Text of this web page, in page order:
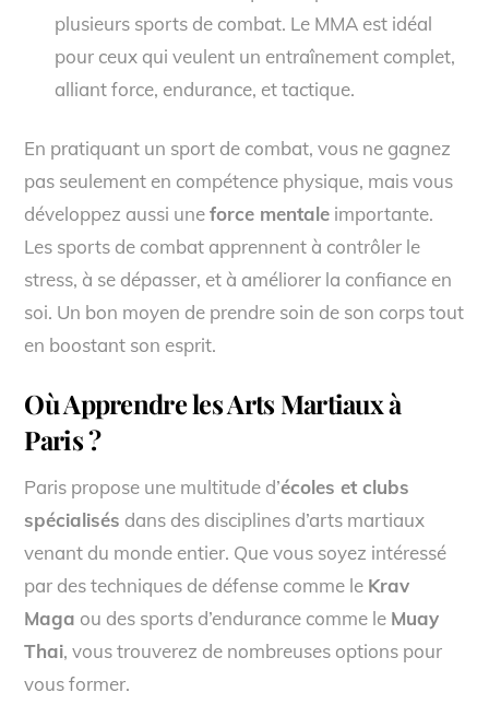
plusieurs sports de combat. Le MMA est idéal
pour ceux qui veulent un entraînement complet,
alliant force, endurance, et tactique.
En pratiquant un sport de combat, vous ne gagnez
pas seulement en compétence physique, mais vous
développez aussi uneforce mentale importante.
Les sports de combat apprennent à contrôler le
stress, à se dépasser, et à améliorer la confiance en
soi. Un bon moyen de prendre soin de son corps tout
en boostant son esprit.
Où Apprendre les Arts Martiaux à
Paris ?
Paris propose une multitude d’écoles et clubs
spécialisés dans des disciplines d’arts martiaux
venant du monde entier. Que vous soyez intéressé
par des techniques de défense comme le Krav
Maga ou des sports d’endurance comme le Muay
Thai, vous trouverez de nombreuses options pour
vous former.